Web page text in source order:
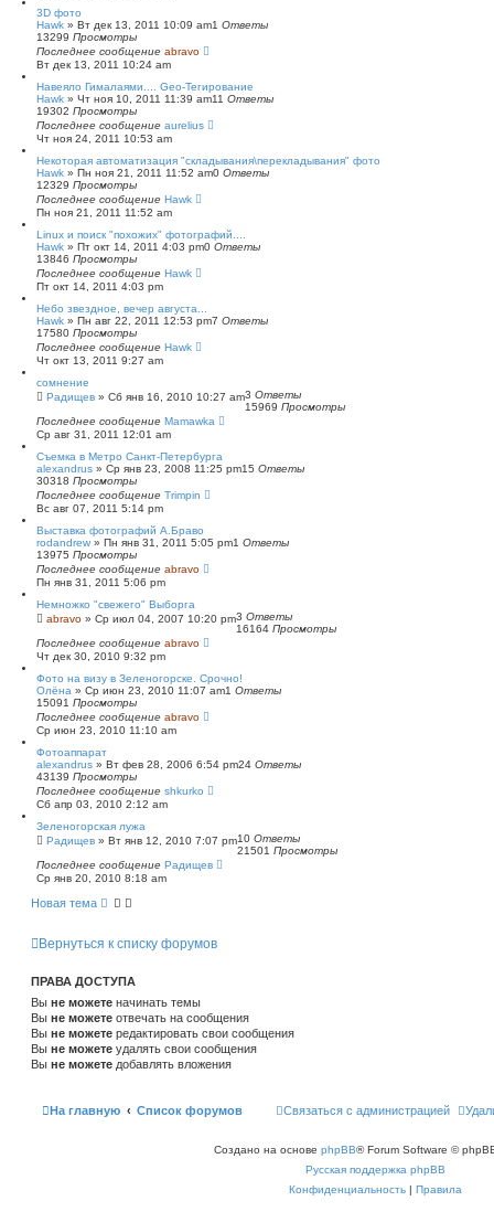
3D фото
Hawk » Вт дек 13, 2011 10:09 am1 Ответы
13299 Просмотры
Последнее сообщение abravo
Вт дек 13, 2011 10:24 am
Навеяло Гималаями.... Geo-Тегирование
Hawk » Чт ноя 10, 2011 11:39 am11 Ответы
19302 Просмотры
Последнее сообщение aurelius
Чт ноя 24, 2011 10:53 am
Некоторая автоматизация "складывания\перекладывания" фото
Hawk » Пн ноя 21, 2011 11:52 am0 Ответы
12329 Просмотры
Последнее сообщение Hawk
Пн ноя 21, 2011 11:52 am
Linux и поиск "похожих" фотографий....
Hawk » Пт окт 14, 2011 4:03 pm0 Ответы
13846 Просмотры
Последнее сообщение Hawk
Пт окт 14, 2011 4:03 pm
Небо звездное, вечер августа...
Hawk » Пн авг 22, 2011 12:53 pm7 Ответы
17580 Просмотры
Последнее сообщение Hawk
Чт окт 13, 2011 9:27 am
сомнение
Радищев » Сб янв 16, 2010 10:27 am3 Ответы
15969 Просмотры
Последнее сообщение Mamawka
Ср авг 31, 2011 12:01 am
Съемка в Метро Санкт-Петербурга
alexandrus » Ср янв 23, 2008 11:25 pm15 Ответы
30318 Просмотры
Последнее сообщение Trimpin
Вс авг 07, 2011 5:14 pm
Выставка фотографий А.Браво
rodandrew » Пн янв 31, 2011 5:05 pm1 Ответы
13975 Просмотры
Последнее сообщение abravo
Пн янв 31, 2011 5:06 pm
Немножко "свежего" Выборга
abravo » Ср июл 04, 2007 10:20 pm3 Ответы
16164 Просмотры
Последнее сообщение abravo
Чт дек 30, 2010 9:32 pm
Фото на визу в Зеленогорске. Срочно!
Олёна » Ср июн 23, 2010 11:07 am1 Ответы
15091 Просмотры
Последнее сообщение abravo
Ср июн 23, 2010 11:10 am
Фотоаппарат
alexandrus » Вт фев 28, 2006 6:54 pm24 Ответы
43139 Просмотры
Последнее сообщение shkurko
Сб апр 03, 2010 2:12 am
Зеленогорская лужа
Радищев » Вт янв 12, 2010 7:07 pm10 Ответы
21501 Просмотры
Последнее сообщение Радищев
Ср янв 20, 2010 8:18 am
Новая тема
Вернуться к списку форумов
ПРАВА ДОСТУПА
Вы не можете начинать темы
Вы не можете отвечать на сообщения
Вы не можете редактировать свои сообщения
Вы не можете удалять свои сообщения
Вы не можете добавлять вложения
На главную Список форумов Связаться с администрацией
Создано на основе phpBB® Forum Software ©
Русская поддержка phpBB
Конфиденциальность | Правила